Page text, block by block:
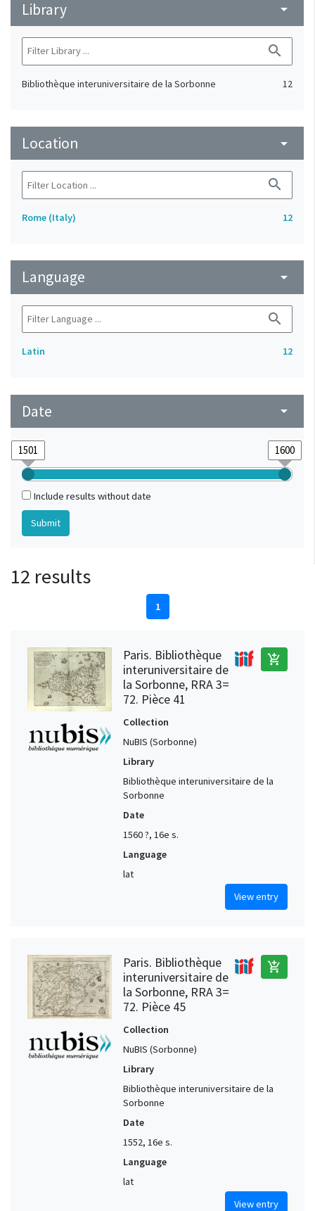
Library arrow_drop_down
search
Bibliothèque interuniversitaire de la Sorbonne 12
Location arrow_drop_down
search
Rome (Italy) 12
Language arrow_drop_down
search
Latin 12
Date arrow_drop_down
Include results without date
12 results
1
Paris. Bibliothèque
interuniversitaire de
la Sorbonne, RRA 3=
72. Pièce 41
add_shopping_cart
Collection
NuBIS (Sorbonne)
Library
Bibliothèque interuniversitaire de la
Sorbonne
Date
1560 ?, 16e s.
Language
lat
View entry
Paris. Bibliothèque
interuniversitaire de
la Sorbonne, RRA 3=
72. Pièce 45
add_shopping_cart
Collection
NuBIS (Sorbonne)
Library
Bibliothèque interuniversitaire de la
Sorbonne
Date
1552, 16e s.
Language
lat
View entry